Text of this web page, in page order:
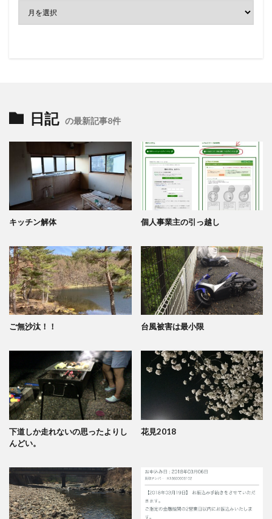
日記 の最新記事8件
キッチン解体 個人事業主の引っ越し
ご無沙汰！！ 台風被害は最小限
下道しか走れないの思ったよりし
んどい。
花見2018